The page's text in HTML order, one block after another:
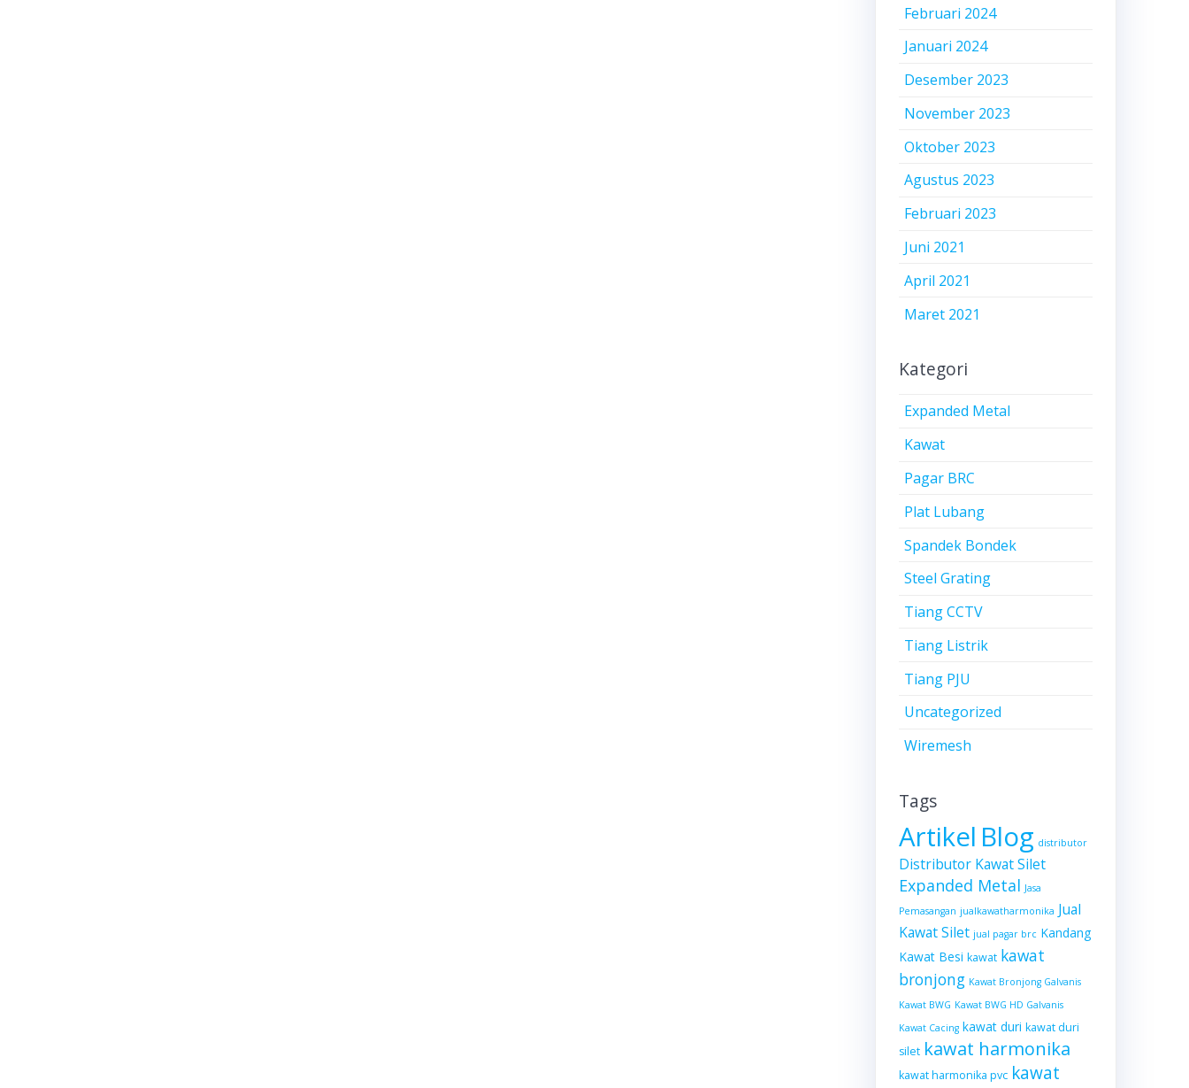
Februari 2024
Januari 2024
Desember 2023
November 2023
Oktober 2023
Agustus 2023
Februari 2023
Juni 2021
April 2021
Maret 2021
Kategori
Expanded Metal
Kawat
Pagar BRC
Plat Lubang
Spandek Bondek
Steel Grating
Tiang CCTV
Tiang Listrik
Tiang PJU
Uncategorized
Wiremesh
Tags
Artikel Blog distributor
Distributor Kawat Silet
Expanded Metal Jasa
Pemasangan jualkawatharmonika Jual
Kawat Silet jual pagar brc Kandang
Kawat Besi kawat kawat
bronjong Kawat Bronjong Galvanis
Kawat BWG Kawat BWG HD Galvanis
Kawat Cacing kawat duri kawat duri
silet kawat harmonika
kawat harmonika pvc kawat